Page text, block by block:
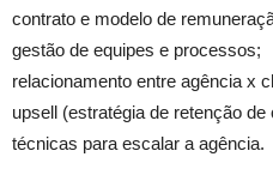
contrato e modelo de
gestão de equipes e processos;
relacionamento entre agência x
upsell (estratégia de retenção de
técnicas para escalar a agência.